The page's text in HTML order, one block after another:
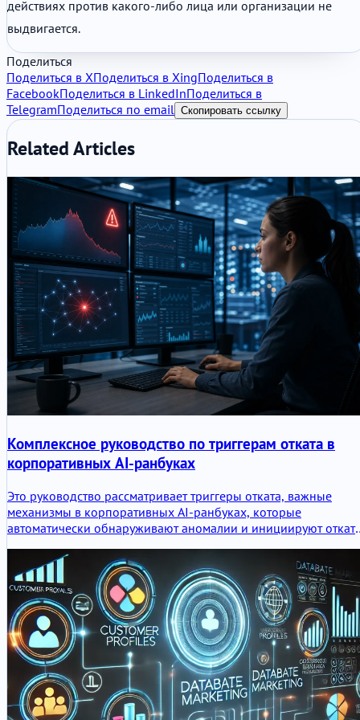
действиях против какого-либо лица или организации не
выдвигается.
Поделиться
Поделиться в XПоделиться в XingПоделиться в
FacebookПоделиться в LinkedInПоделиться в
TelegramПоделиться по email Скопировать ссылку
Related Articles
Комплексное руководство по триггерам отката в
корпоративных AI-ранбуках
Это руководство рассматривает триггеры отката, важные
механизмы в корпоративных AI-ранбуках, которые
автоматически обнаруживают аномалии и инициируют
настраивать, отслеживать и оптимизировать эти триггеры для
надежных AI-развертываний.